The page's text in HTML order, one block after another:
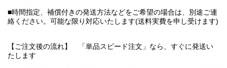
■時間指定、補償付きの発送方法などをご希望の場合は、別途ご連
絡ください。可能な限り対応いたします(送料実費を申し受けます)
【ご注文後の流れ】 「単品スピード注文」なら、すぐに発送い
たします